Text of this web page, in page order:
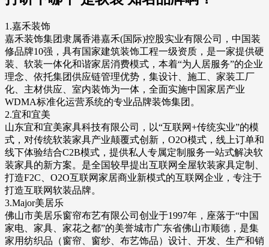
1.嘉禾装饰
嘉禾装饰集团隶属香港嘉禾(国际)控股实业有限公司，中国装
修品牌10强，具有国家建筑装饰工程一级资质，是一家提供硬
装、软装一体化和谐家居消费模式，本着“为人居服务”的企业
理念、依托集团供应链管理优势，集设计、施工、家装工厂
化、主材供应、室内装饰为一体，全面实施中国家居产业
WDMA标准化运营系统的专业品牌装饰集团。
2.宜和宜美
山东宜和宜美家具科技有限公司，以“互联网+传统实业”的模
式，对传统软装家具产业颠覆式创新，O2O模式，线上订单和
线下体验结合C2B模式，提供私人专属定制服务一站式解决软
装家具的新方案。是全国较早提出互联网全屋软装家具定制、
打造F2C、O2O互联网家居商业新模式的互联网企业，专注于
打造互联网软装品牌。
3.Major美居乐
佛山市美居乐窗帘布艺有限公司创业于1997年，座落于“中国
家电、家具、家花之都”的美誉城市广东省佛山市顺德，是集
家用纺织品（窗帘、窗纱、布艺饰品）设计、开发、生产和销